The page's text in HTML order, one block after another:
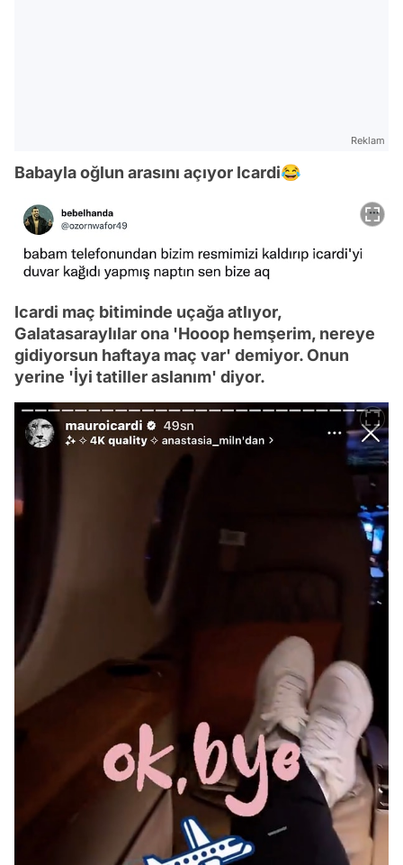
Reklam
Babayla oğlun arasını açıyor Icardi😂
Icardi maç bitiminde uçağa atlıyor,
Galatasaraylılar ona 'Hooop hemşerim, nereye
gidiyorsun haftaya maç var' demiyor. Onun
yerine 'İyi tatiller aslanım' diyor.